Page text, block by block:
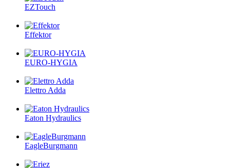
EZTouch
Effektor
EURO-HYGIA
Elettro Adda
Eaton Hydraulics
EagleBurgmann